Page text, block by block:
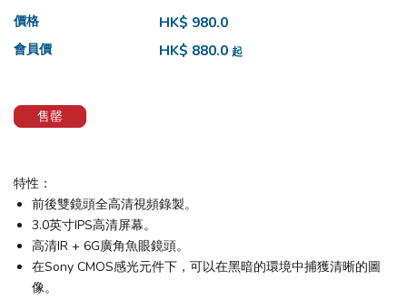
價格 HK$ 980.0
會員價 HK$ 880.0 起
售罄
特性：
前後雙鏡頭全高清視頻錄製。
3.0英寸IPS高清屏幕。
高清IR + 6G廣角魚眼鏡頭。
在Sony CMOS感光元件下，可以在黑暗的環境中捕獲清晰的圖
像。